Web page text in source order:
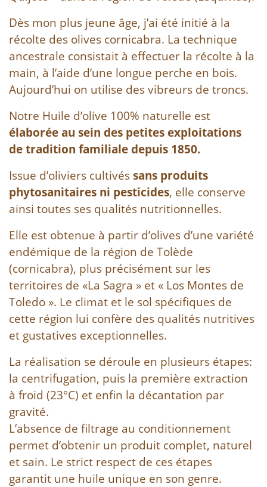
Dès mon plus jeune âge, j’ai été initié à la
récolte des olives cornicabra. La technique
ancestrale consistait à effectuer la récolte à la
main, à l’aide d’une longue perche en bois.
Aujourd’hui on utilise des vibreurs de troncs.
Notre Huile d’olive 100% naturelle est
élaborée au sein des petites exploitations
de tradition familiale depuis 1850.
Issue d’oliviers cultivéssans produits
phytosanitaires ni pesticides, elle conserve
ainsi toutes ses qualités nutritionnelles.
Elle est obtenue à partir d’olives d’une variété
endémique de la région de Tolède
(cornicabra), plus précisément sur les
territoires de «La Sagra » et « Los Montes de
Toledo ». Le climat et le sol spécifiques de
cette région lui confère des qualités nutritives
et gustatives exceptionnelles.
La réalisation se déroule en plusieurs étapes:
la centrifugation, puis la première extraction
à froid (23°C) et enfin la décantation par
gravité.
L’absence de filtrage au conditionnement
permet d’obtenir un produit complet, naturel
et sain. Le strict respect de ces étapes
garantit une huile unique en son genre.